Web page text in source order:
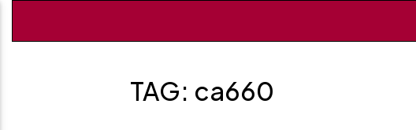
TAG: ca660